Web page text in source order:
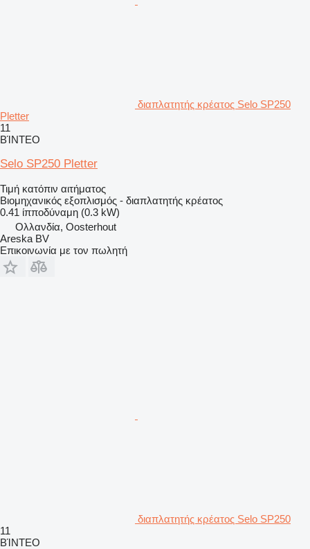
διαπλατητής κρέατος Selo SP250
Pletter
11
ΒΊΝΤΕΟ
Selo SP250 Pletter
Τιμή κατόπιν αιτήματος
Βιομηχανικός εξοπλισμός - διαπλατητής κρέατος
0.41 ίπποδύναμη (0.3 kW)
Ολλανδία, Oosterhout
Areska BV
Επικοινωνία με τον πωλητή
διαπλατητής κρέατος Selo SP250
11
ΒΊΝΤΕΟ